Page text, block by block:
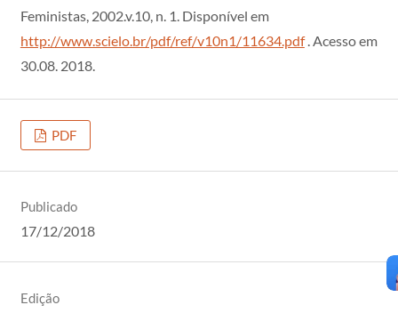
Feministas, 2002.v.10, n. 1. Disponível em
http://www.scielo.br/pdf/ref/v10n1/11634.pdf. Acesso em
30.08. 2018.
PDF
Publicado
17/12/2018
Edição